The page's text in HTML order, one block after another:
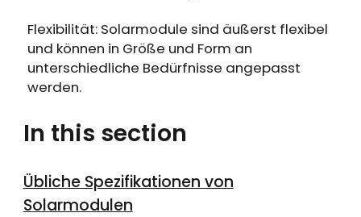
Flexibilität: Solarmodule sind äußerst flexibel
und können in Größe und Form an
unterschiedliche Bedürfnisse angepasst
werden.
In this section
Übliche Spezifikationen von
Solarmodulen